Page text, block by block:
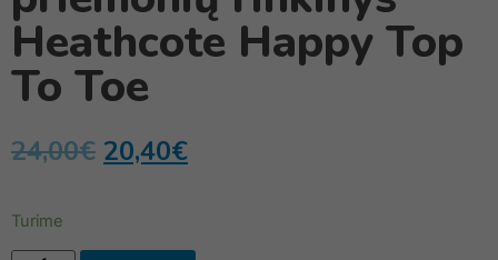
Heathcote Happy Top
To Toe
24,00€ 20,40€
Turime